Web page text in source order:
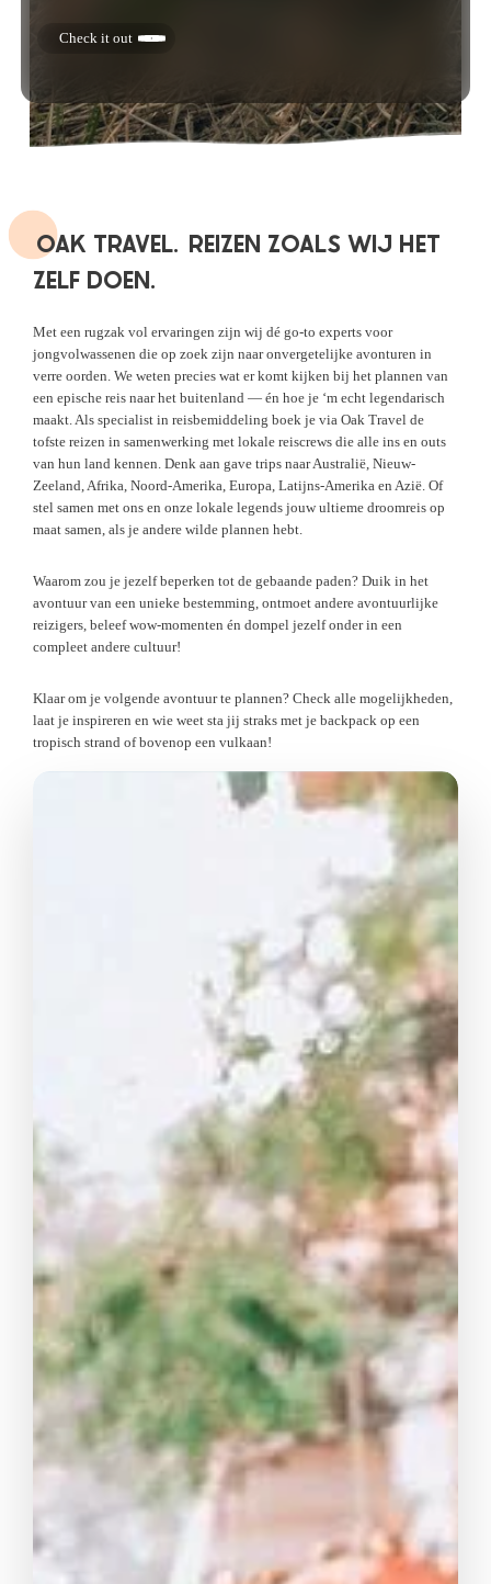
Check it out
OAK TRAVEL. REIZEN ZOALS WIJ HET
ZELF DOEN.
Met een rugzak vol ervaringen zijn wij dé go-to experts voor
jongvolwassenen die op zoek zijn naar onvergetelijke avonturen in
verre oorden. We weten precies wat er komt kijken bij het plannen van
een epische reis naar het buitenland — én hoe je ‘m echt legendarisch
maakt. Als specialist in reisbemiddeling boek je via Oak Travel de
tofste reizen in samenwerking met lokale reiscrews die alle ins en outs
van hun land kennen. Denk aan gave trips naar Australië, Nieuw-
Zeeland, Afrika, Noord-Amerika, Europa, Latijns-Amerika en Azië. Of
stel samen met ons en onze lokale legends jouw ultieme droomreis op
maat samen, als je andere wilde plannen hebt.
Waarom zou je jezelf beperken tot de gebaande paden? Duik in het
avontuur van een unieke bestemming, ontmoet andere avontuurlijke
reizigers, beleef wow-momenten én dompel jezelf onder in een
compleet andere cultuur!
Klaar om je volgende avontuur te plannen? Check alle mogelijkheden,
laat je inspireren en wie weet sta jij straks met je backpack op een
tropisch strand of bovenop een vulkaan!